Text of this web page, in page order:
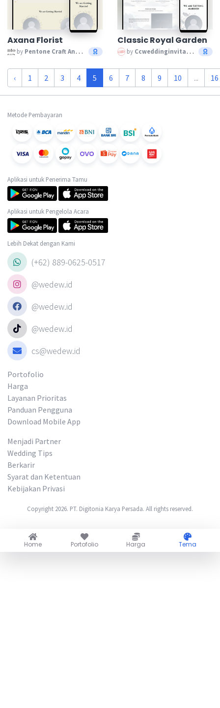
Axana Florist
by Pentone Craft And Paper
Classic Royal Garden
by Ccweddinginvitation
‹ 1 2 3 4 5 6 7 8 9 10 ... 16
Metode Pembayaran
Aplikasi untuk Penerima Tamu
Aplikasi untuk Pengelola Acara
Lebih Dekat dengan Kami
(+62) 889-0625-0517
@wedew.id
@wedew.id
@wedew.id
cs@wedew.id
Portofolio
Harga
Layanan Prioritas
Panduan Pengguna
Download Mobile App
Menjadi Partner
Wedding Tips
Berkarir
Syarat dan Ketentuan
Kebijakan Privasi
Copyright 2026. PT. Digitonia Karya Persada. All rights reserved.
Home Portofolio Harga Tema